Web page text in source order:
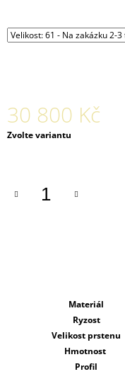
30 800 Kč
Měrná
Zvolte variantu
Materiál
Ryzost
Velikost prstenu
Hmotnost
Profil
Kč